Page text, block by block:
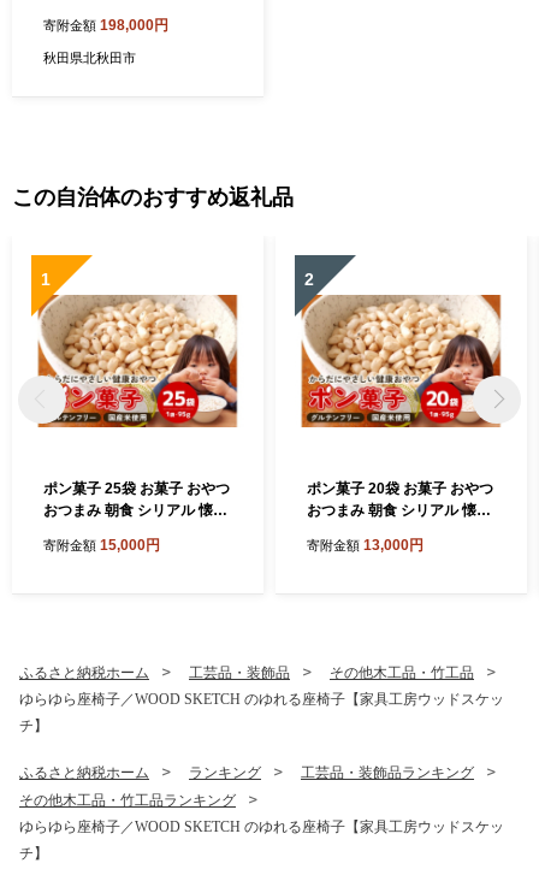
袋) 2026年産 令和8年産 お届
け周期調整可能 隔月に調整O
寄附金額 198,000円
秋田県北秋田市
この自治体のおすすめ返礼品
1
ポン菓子 25袋 お菓子 おやつ
おつまみ 朝食 シリアル 懐か
003
寄附金額 15,000円
2
ポン菓子 20袋 お菓子 おやつ
おつまみ 朝食 シリアル 懐か
011
寄附金額 13,000円
ふるさと納税ホーム 工芸品・装飾品
その他木工品・竹工品
ゆらゆら座椅子／WOOD SKETCH のゆれる座椅子【家具工房ウッドスケッ
チ】
ふるさと納税ホーム ランキング
工芸品・装飾品ランキング
その他木工品・竹工品ランキング
ゆらゆら座椅子／WOOD SKETCH のゆれる座椅子【家具工房ウッドスケッ
チ】